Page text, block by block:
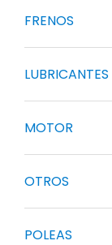
FRENOS
LUBRICANTES
MOTOR
OTROS
POLEAS